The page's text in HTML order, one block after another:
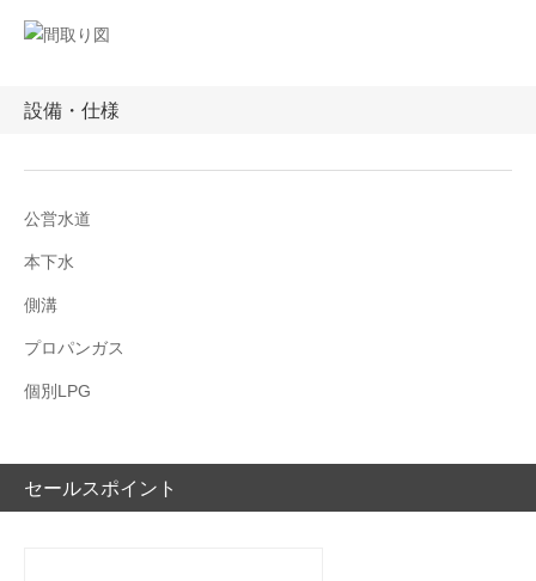
設備・仕様
公営水道
本下水
側溝
プロパンガス
個別LPG
セールスポイント